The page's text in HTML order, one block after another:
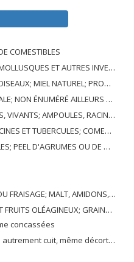
COMESTIBLES
ET AUTRES INVERTÉBRÉS AQUATIQUES
D'ORIGINE ANIMALE, NON ÉNUMÉRÉS AILLEURS OU INCLUS
ÉNUMÉRÉ AILLEURS OU INCLUS
ANALOGUES; FLEURS COUPEES ET FEUILLAGE ORNEMENTAL
ET TUBERCULES; COMESTIBLE
D'AGRUMES OU DE MELONS
MALT, AMIDONS, INULINE, GLUTEN DE BLÉ
FRUITS, PLANTES INDUSTRIELLES OU MÉDICINALES; PAILLE ET FOURRAGE
concassées
cuit, même décortiqué ou cassé